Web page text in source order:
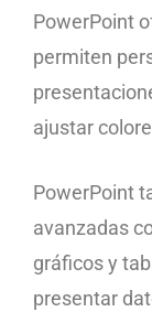
PowerPoint
permiten
ajustar
PowerPoint
avanzadas
gráficos y
presentar